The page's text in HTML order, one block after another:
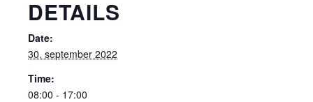
DETAILS
Date:
30. september 2022
Time:
08:00 - 17:00